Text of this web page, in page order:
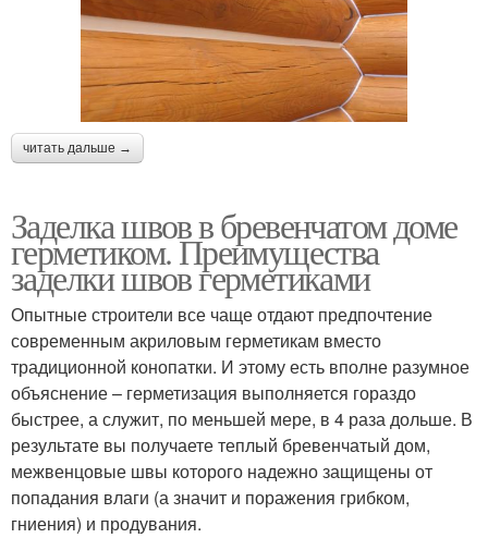
читать дальше →
Заделка швов в бревенчатом доме
герметиком. Преимущества
заделки швов герметиками
Опытные строители все чаще отдают предпочтение
современным акриловым герметикам вместо
традиционной конопатки. И этому есть вполне разумное
объяснение – герметизация выполняется гораздо
быстрее, а служит, по меньшей мере, в 4 раза дольше. В
результате вы получаете теплый бревенчатый дом,
межвенцовые швы которого надежно защищены от
попадания влаги (а значит и поражения грибком,
гниения) и продувания.